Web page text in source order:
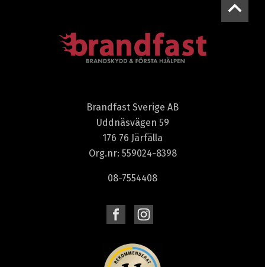
Brandfast Sverige AB
Uddnäsvägen 59
176 76 Järfälla
Org.nr: 559024-8398
08-7554408